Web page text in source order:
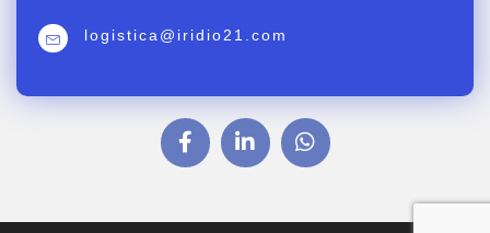
logistica@iridio21.com